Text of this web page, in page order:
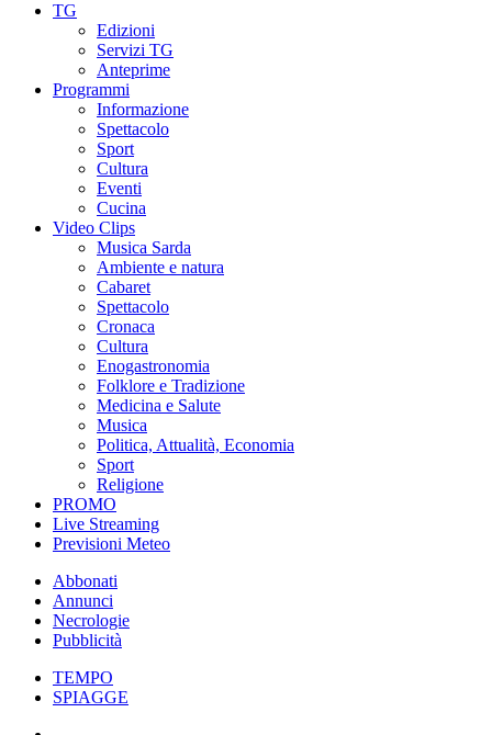
TG
Edizioni
Servizi TG
Anteprime
Programmi
Informazione
Spettacolo
Sport
Cultura
Eventi
Cucina
Video Clips
Musica Sarda
Ambiente e natura
Cabaret
Spettacolo
Cronaca
Cultura
Enogastronomia
Folklore e Tradizione
Medicina e Salute
Musica
Politica, Attualità, Economia
Sport
Religione
PROMO
Live Streaming
Previsioni Meteo
Abbonati
Annunci
Necrologie
Pubblicità
TEMPO
SPIAGGE